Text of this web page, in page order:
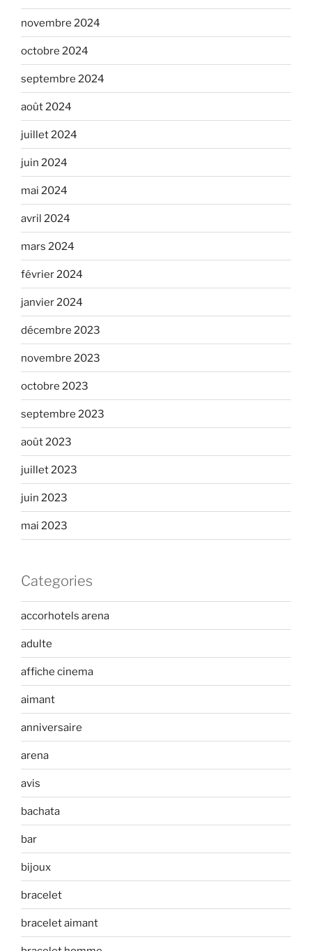
novembre 2024
octobre 2024
septembre 2024
août 2024
juillet 2024
juin 2024
mai 2024
avril 2024
mars 2024
février 2024
janvier 2024
décembre 2023
novembre 2023
octobre 2023
septembre 2023
août 2023
juillet 2023
juin 2023
mai 2023
Categories
accorhotels arena
adulte
affiche cinema
aimant
anniversaire
arena
avis
bachata
bar
bijoux
bracelet
bracelet aimant